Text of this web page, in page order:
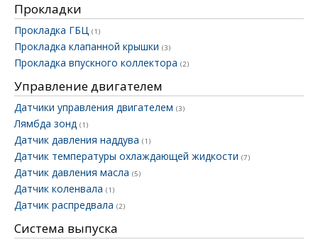
Прокладки
Прокладка ГБЦ (1)
Прокладка клапанной крышки (3)
Прокладка впускного коллектора (2)
Управление двигателем
Датчики управления двигателем (3)
Лямбда зонд (1)
Датчик давления наддува (1)
Датчик температуры охлаждающей жидкости (7)
Датчик давления масла (5)
Датчик коленвала (1)
Датчик распредвала (2)
Система выпуска